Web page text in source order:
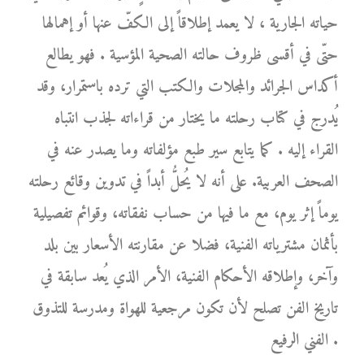
حياته الجارية ، لا يعمد إطلاقاً إلى الكفّ عنها أو إهمالها
حتّى في أقسى ظروف حالته الصحية المؤسية . فهو يطالع
أكداس الجرائد والمجلات والكتب التي ترده باستمرار، وقد
يُدرج في كتاب رحلته ما يختار من قراءاته لجذب انتباه
القراء إليه . كما يتابع سير طبع مؤلفاته وما يصدر عنه في
الصحف العربية. على أنه لا يُحلُّ أبداً في تدوين وقائع رحلته
يوماً إثر يوم، مع ما فيها من حساب نفقاته، وقوائم تفصيلية
بأثمان مشترياته الفنية، فضلا عن مقارنته الأسعار بين بلد
وآخر، وإطلاقه الأحكام الفنية، الأمر الذي يُعد سابقة في
تاريخ الفن تصلح لأن تكون مرجعية للهواة ومدرسة للتذوق
الفني الرفيع .